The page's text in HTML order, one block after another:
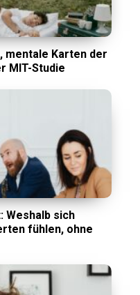
mentale Karten der
MIT-Studie
Weshalb sich
fühlen, ohne